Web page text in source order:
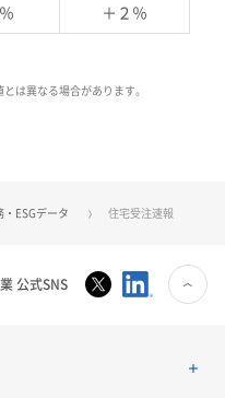
＋２％
は異なる場合があります。
ESGデータ 住宅受注速報
公式SNS